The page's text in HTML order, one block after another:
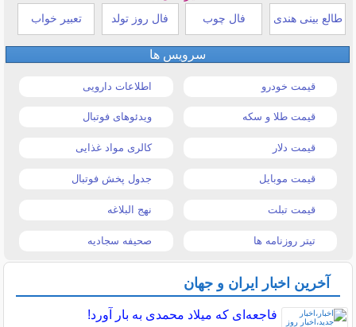
طالع بینی هندی فال چوب فال روز تولد تعبیر خواب
سرویس ها
قیمت خودرو اطلاعات دارویی
قیمت طلا و سکه ویدئوهای فوتبال
قیمت دلار کالری مواد غذایی
قیمت موبایل جدول پخش فوتبال
قیمت تبلت نهج البلاغه
تیتر روزنامه ها صحیفه سجادیه
آخرین اخبار ایران و جهان
فاجعه‌ای که میلاد محمدی به بار آورد!